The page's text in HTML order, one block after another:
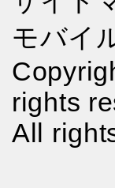
モバイ
rights
All